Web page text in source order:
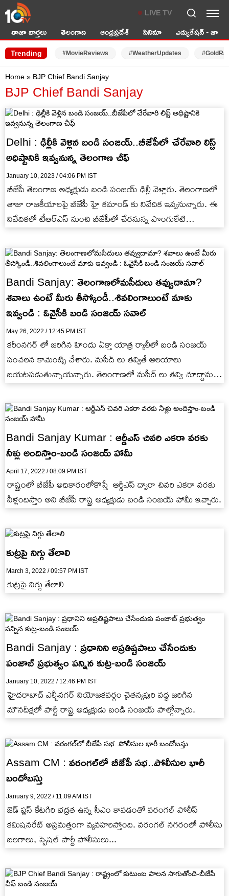
LIVE TV
తాజా వార్తలు తెలంగాణ ఆంధ్రప్రదేశ్ సినిమా ఎడ్యుకేషన్ - జాబ్స్
Trending #MovieReviews #WeatherUpdates
Home » BJP Chief Bandi Sanjay
BJP Chief Bandi Sanjay
Delhi : ఢిల్లీకి వెళ్లిన బండి సంజయ్..బీజేపీలో చేరేవారి లిస్ట్
అధిష్టానికి ఇవ్వనున్న తెలంగాణ చీఫ్
January 10, 2023 / 04:06 PM IST
బీజేపీ తెలంగాణ అధ్యక్షుడు బండి సంజయ్ ఢిల్లీ వెళ్లారు. తెలంగాణలో
తాజా రాజకీయాలపై బీజేపీ హై కమాండ్ కు నివేదిక ఇవ్వనున్నారు. ఈ
నివేదికలో టీఆర్ఎస్ నుంచి బీజేపీలో చేరనున్న పొంగులేటి
Bandi Sanjay: తెలంగాణలోమసీదులు తవ్వుదామా?
శవాలు ఉంటే మీరు తీస్కోండీ..శివలింగాలుంటే మాకు
ఇవ్వండి : ఓవైసీకి బండి సంజయ్ సవాల్
May 26, 2022 / 12:45 PM IST
కరీంనగర్ లో జరిగిన హిందు ఏక్తా యాత్ర ర్యాలీలో బండి సంజయ్
సంచలన కామెంట్స్ చేశారు. మసీద్ లు తవ్వితే ఆలయాలు
బయటపడుతున్నాయన్నారు. తెలంగాణలో మసీద్ లు తవ్వి చూద్దామని
Bandi Sanjay Kumar : ఆర్డీఎస్ చివరి ఎకరా వరకు
నీళ్లు అందిస్తాం-బండి సంజయ్ హామీ
April 17, 2022 / 08:09 PM IST
రాష్ట్రంలో బీజేపీ అధికారంలోకొస్తే ఆర్డీఎస్ ద్వారా చివరి ఎకరా వరకు
నీళ్లందిస్తాం అని బీజేపీ రాష్ట్ర అధ్యక్షుడు బండి సంజయ్ హామీ ఇచ్చారు.
కుట్రపై నిగ్గు తేలాలి
March 3, 2022 / 09:57 PM IST
కుట్రపై నిగ్గు తేలాలి
Bandi Sanjay : ప్రధానిని అప్రతిష్టపాలు చేసేందుకు
పంజాబ్ ప్రభుత్వం పన్నిన కుట్ర-బండి సంజయ్
January 10, 2022 / 12:46 PM IST
హైదరాబాద్ ఎల్బీనగర్ నియోజకవర్గం చైతన్యపురి వద్ద జరిగిన
మౌనదీక్షలో పార్టీ రాష్ట్ర అధ్యక్షుడు బండి సంజయ్ పాల్గోన్నారు.
Assam CM : వరంగల్‌‌లో బీజేపీ సభ..పోలీసుల భారీ
బందోబస్తు
January 9, 2022 / 11:09 AM IST
జెడ్ ప్లస్ కేటగిరి భద్రత ఉన్న సీఎం కావడంతో వరంగల్ పోలీస్
కమిషనరేట్ అప్రమత్తంగా వ్యవహరిస్తోంది. వరంగల్ నగరంలో పోలీసు
బలగాలు, స్పెషల్ పార్టీ పోలీసులు...